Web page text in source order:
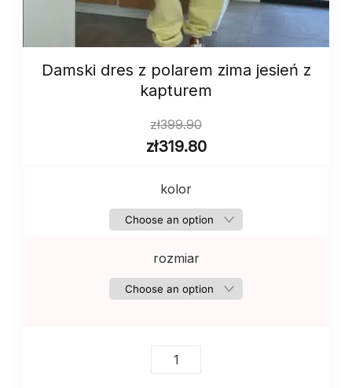
Damski dres z polarem zima jesień z
kapturem
zł399.90
zł319.80
kolor
rozmiar
Damski